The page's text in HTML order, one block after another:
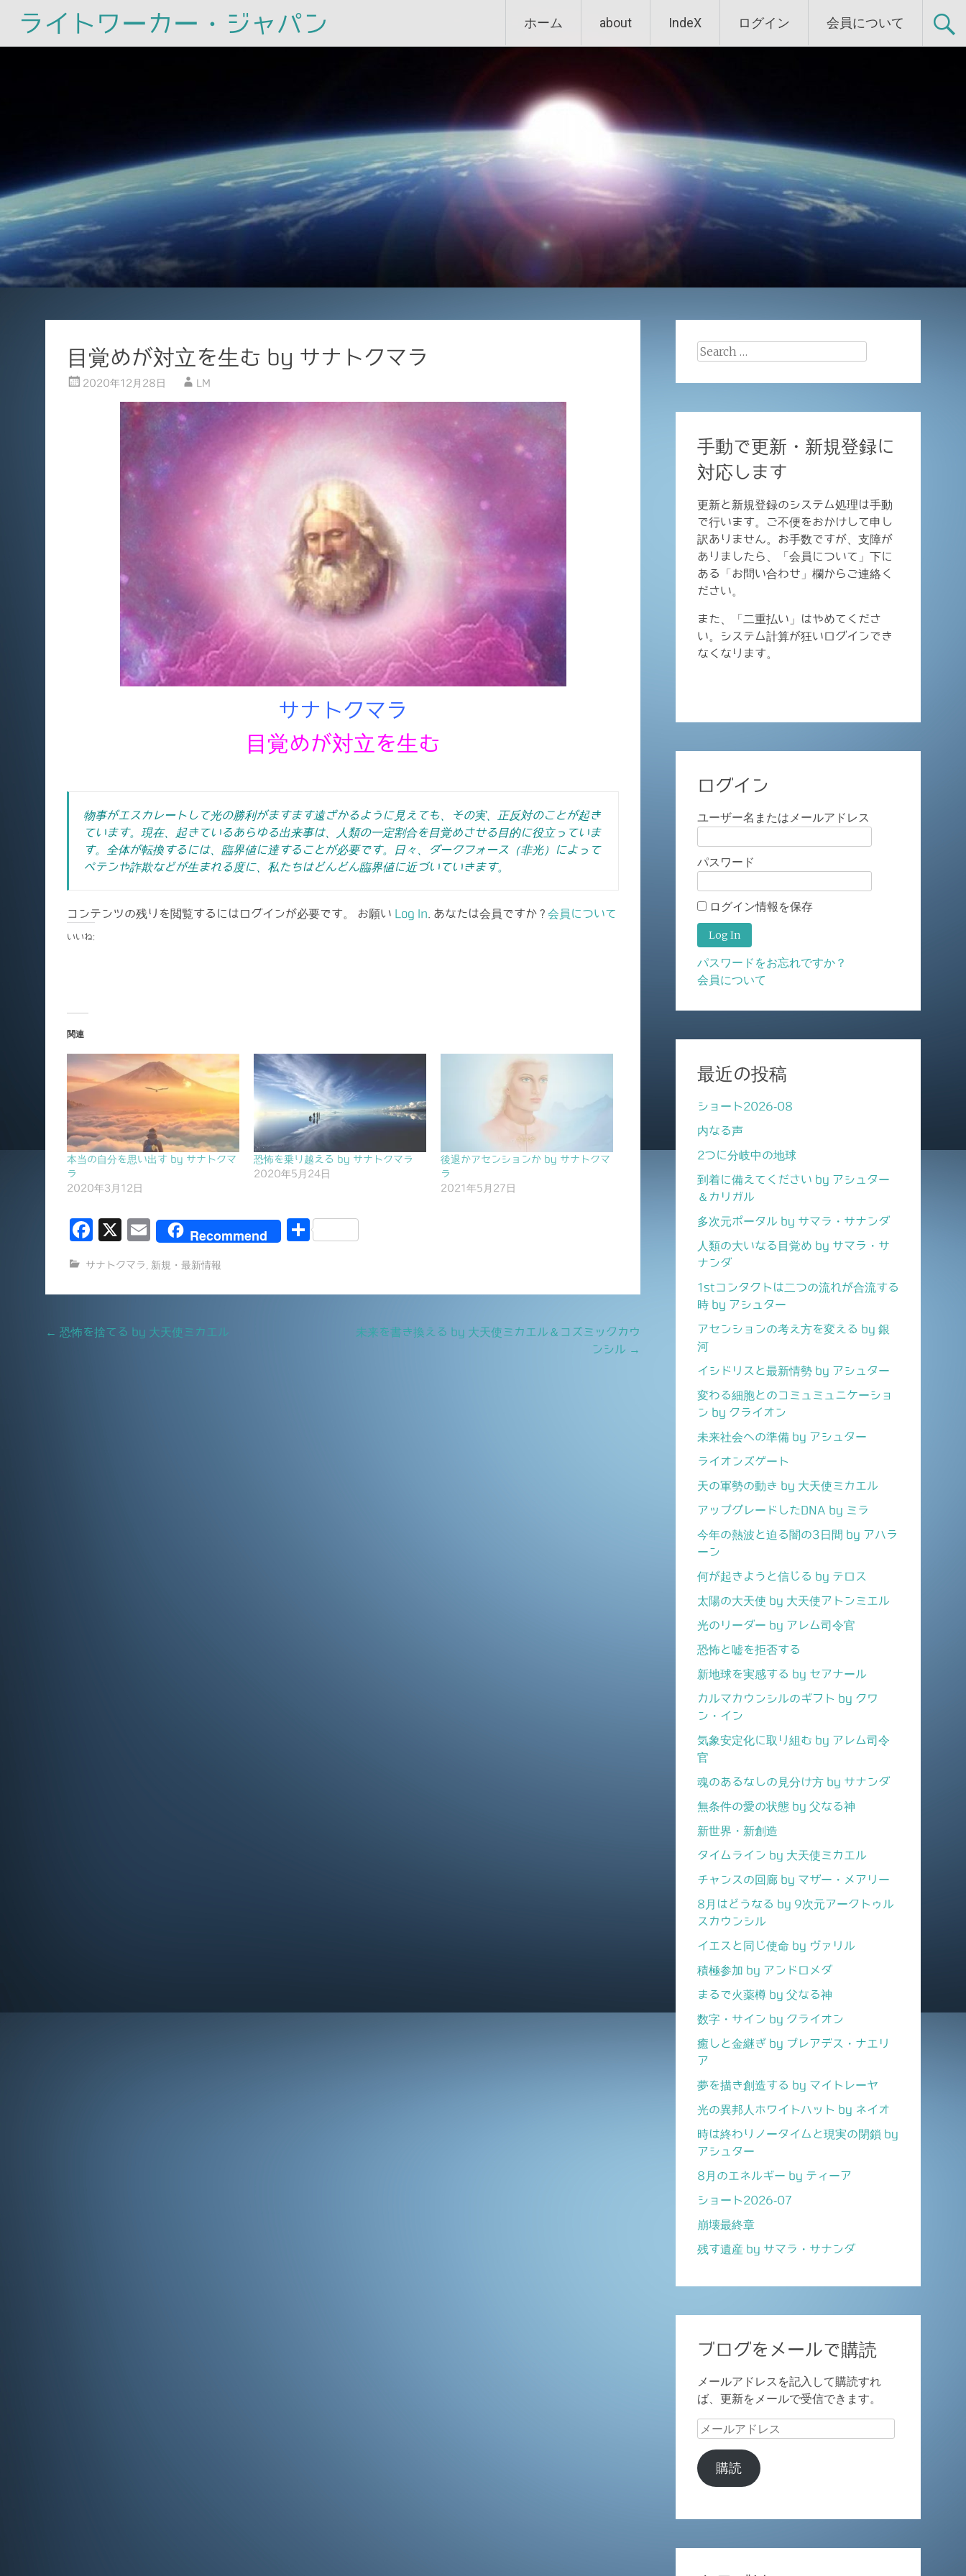
ライトワーカー・ジャパン
to
ホーム about IndeX ログイン 会員について
目覚めが対立を生む by サナトクマラ
2020年12月28日 LM
サナトクマラ
目覚めが対立を生む
物事がエスカレートして光の勝利がますます遠ざかるように見えても、その実、正反対のことが起き
ています。現在、起きているあらゆる出来事は、人類の一定割合を目覚めさせる目的に役立っていま
す。全体が転換するには、臨界値に達することが必要です。日々、ダークフォース（非光）によって
ペテンや詐欺などが生まれる度に、私たちはどんどん臨界値に近づいていきます。
コンテンツの残りを閲覧するにはログインが必要です。 お願い Log In . あなたは会員ですか ? 会員について
いいね:
関連
本当の自分を思い出す by サナトクマ
ラ
2020年3月12日
恐怖を乗り越える by サナトクマラ
2020年5月24日
後退かアセンションか by サナトクマ
ラ
2021年5月27日
F
c
e
b
o
X
E
ai
l
Recommend
共
サナトクマラ 新規・最新情報
Post
← 恐怖を捨てる by 大天使ミカエル
未来を書き換える by 大天使ミカエル＆コズミックカウ
ンシル →
Search
手動で更新・新規登録に
対応します
更新と新規登録のシステム処理は手動
で行います。ご不便をおかけして申し
訳ありません。お手数ですが、支障が
ありましたら、「会員について」下に
ある「お問い合わせ」欄からご連絡く
ださい。
また、「二重払い」はやめてくださ
い。システム計算が狂いログインでき
なくなります。
ログイン
ユーザー名またはメールアドレス
パスワード
ログイン情報を保存
パスワードをお忘れですか？
会員について
最近の投稿
ショート2026-08
内なる声
2つに分岐中の地球
到着に備えてください by アシュター
＆カリガル
多次元ポータル by サマラ・サナンダ
人類の大いなる目覚め by サマラ・サ
ナンダ
1stコンタクトは二つの流れが合流する
時 by アシュター
アセンションの考え方を変える by 銀
河
イシドリスと最新情勢 by アシュター
変わる細胞とのコミュミュニケーショ
ン by クライオン
未来社会への準備 by アシュター
ライオンズゲート
天の軍勢の動き by 大天使ミカエル
アップグレードしたDNA by ミラ
今年の熱波と迫る闇の3日間 by アハラ
ーン
何が起きようと信じる by テロス
太陽の大天使 by 大天使アトンミエル
光のリーダー by アレム司令官
恐怖と嘘を拒否する
新地球を実感する by セアナール
カルマカウンシルのギフト by クワ
ン・イン
気象安定化に取り組む by アレム司令
官
魂のあるなしの見分け方 by サナンダ
無条件の愛の状態 by 父なる神
新世界・新創造
タイムライン by 大天使ミカエル
チャンスの回廊 by マザー・メアリー
8月はどうなる by 9次元アークトゥル
スカウンシル
イエスと同じ使命 by ヴァリル
積極参加 by アンドロメダ
まるで火薬樽 by 父なる神
数字・サイン by クライオン
癒しと金継ぎ by プレアデス・ナエリ
ア
夢を描き創造する by マイトレーヤ
光の異邦人ホワイトハット by ネイオ
時は終わりノータイムと現実の閉鎖 by
アシュター
8月のエネルギー by ティーア
ショート2026-07
崩壊最終章
残す遺産 by サマラ・サナンダ
ブログをメールで購読
メールアドレスを記入して購読すれ
ば、更新をメールで受信できます。
メ
ル
ア
購読